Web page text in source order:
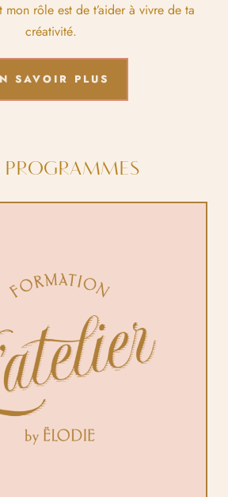
rôle est de t’aider à vivre de ta
créativité.
SAVOIR PLUS
PROGRAMMES